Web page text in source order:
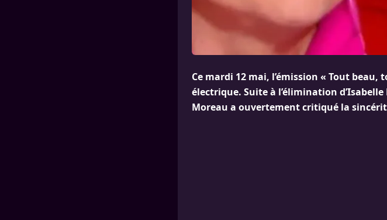
Ce mardi 12 mai, l’émission « Tout
électrique. Suite à l’élimination
Moreau a ouvertement critiqué la